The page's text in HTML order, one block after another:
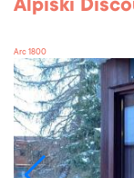
Alpiski
Arc 1800